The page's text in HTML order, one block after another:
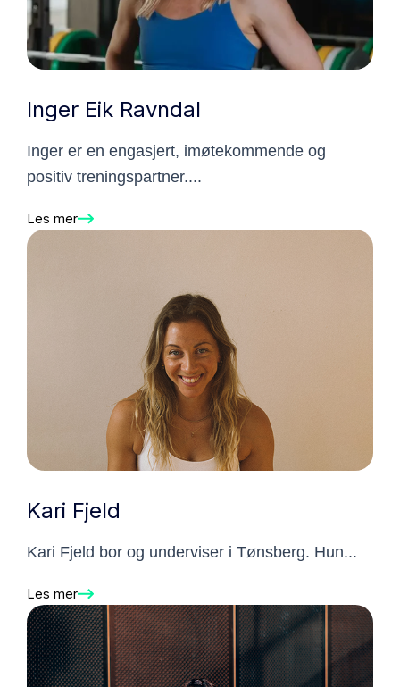
Inger Eik Ravndal
Inger er en engasjert, imøtekommende og
positiv treningspartner....
Les mer
Kari Fjeld
Kari Fjeld bor og underviser i Tønsberg. Hun...
Les mer